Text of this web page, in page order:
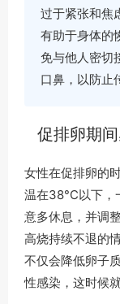
过于紧张和焦
有助于身体的
免与他人密切
口鼻，以防止
促排卵期
女性在促排卵的
温在38°C以下，
意多休息，并调
高烧持续不退的
不仅会降低卵子
性感染，这时候